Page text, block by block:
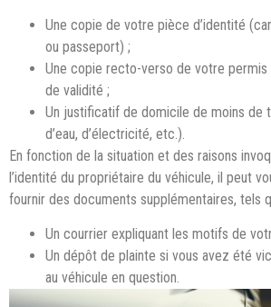
Une copie de votre pièce d’identité
ou passeport) ;
Une copie recto-verso de votre permis
de validité ;
Un justificatif de domicile de moins de
d’eau, d’électricité, etc.).
En fonction de la situation et des raisons
l’identité du propriétaire du véhicule, il peut
fournir des documents supplémentaires, tels
Un courrier expliquant les motifs de
Un dépôt de plainte si vous avez été
au véhicule en question.